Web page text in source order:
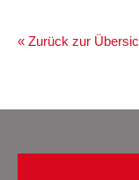
« Zurück zur